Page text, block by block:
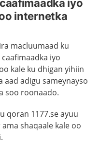
iyo
internetka
macluumaad ku
iyo
kale ku dhigan yihiin
aad adigu sameynayso
soo roonaado.
qoran 1177.se ayuu
shaqaale kale oo